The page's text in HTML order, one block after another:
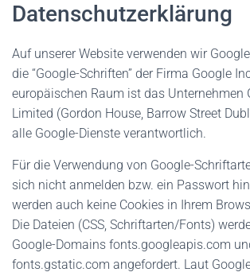
Datenschutzerklärung
Auf unserer Website verwenden wir
die “Google-Schriften” der Firma Google
europäischen Raum ist das Unternehmen
Limited (Gordon House, Barrow Street
alle Google-Dienste verantwortlich.
Für die Verwendung von Google-
sich nicht anmelden bzw. ein Passwort
werden auch keine Cookies in Ihrem
Die Dateien (CSS, Schriftarten/Fonts)
Google-Domains fonts.googleapis.com
fonts.gstatic.com angefordert. Laut